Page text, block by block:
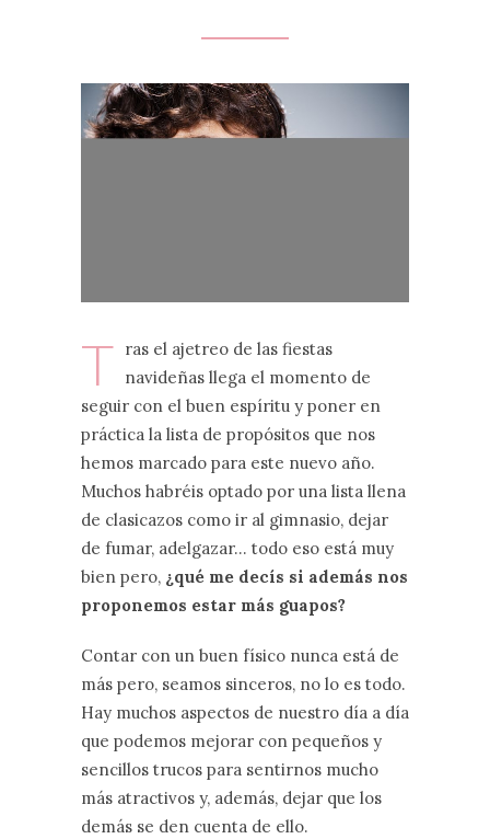
T ras el ajetreo de las fiestas
navideñas llega el momento de
seguir con el buen espíritu y poner en
práctica la lista de propósitos que nos
hemos marcado para este nuevo año.
Muchos habréis optado por una lista llena
de clasicazos como ir al gimnasio, dejar
de fumar, adelgazar… todo eso está muy
bien pero, ¿qué me decís si además nos
proponemos estar más guapos?
Contar con un buen físico nunca está de
más pero, seamos sinceros, no lo es todo.
Hay muchos aspectos de nuestro día a día
que podemos mejorar con pequeños y
sencillos trucos para sentirnos mucho
más atractivos y, además, dejar que los
demás se den cuenta de ello.